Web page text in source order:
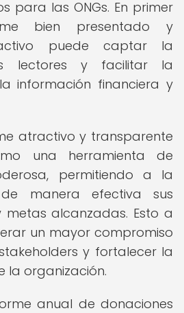
para las ONGs. En primer
bien presentado y
puede captar la
lectores y facilitar la
información financiera y
atractivo y transparente
una herramienta de
permitiendo a la
manera efectiva sus
metas alcanzadas. Esto a
un mayor compromiso
y fortalecer la
la organización.
anual de donaciones